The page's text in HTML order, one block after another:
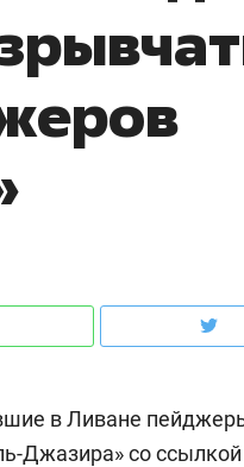
в Ливане
Джазира» со
о
клиентах и
Рекомендуем